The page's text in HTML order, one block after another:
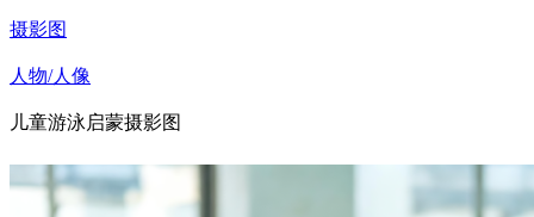
摄影图
人物/人像
儿童游泳启蒙摄影图